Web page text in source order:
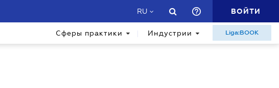
RU ВОЙТИ
Сферы практики Индустрии Liga:BOOK